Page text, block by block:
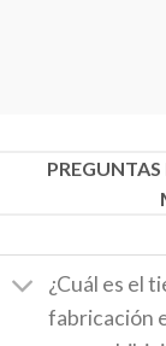
PREGUNTAS
¿Cuál es el
fabricación